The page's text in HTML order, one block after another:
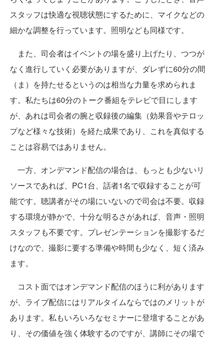
スタッフは快適な視聴状態にするために、マイクなどの
細かな調整を行っています。照明なども同様です。
また、司会者はイベントの場を盛り上げたり、つつが
なく進行していく必要がありますが、ダレずに60分の間
（ま）を持たせるというのは相当な力量を求められま
す。私たちは60分のトーク番組をテレビで目にします
が、あれは司会者の腕と収録後の編集（効果音やテロッ
プなど様々な技術）を経た成果であり、これを真似する
ことは容易ではありません。
一方、オンデマンド配信の場合は、もっとも少ないリ
ソースであれば、PC1台、話者1名で収録することが可
能です。聴講者がその場にいないので司会は不要。収録
する環境が静かで、十分な明るさがあれば、音声・照明
スタッフも不要です。プレゼンテーションを撮影するだ
けなので、撮影に要する準備や時間も少なく、短く済み
ます。
コスト面ではオンデマンド配信のほうに利があります
が、ライブ配信にはリアルタイムならではのメリットが
あります。私もいろいろなセミナーに登壇することがあ
り、その価値を強く体験するのですが、講師にその場で